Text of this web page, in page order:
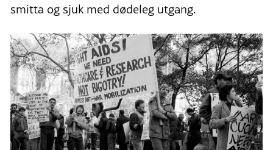
smitta og sjuk med dødeleg utgang.